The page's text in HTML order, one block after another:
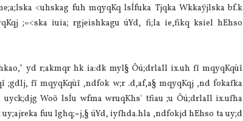
<uhskag fuh mqyqKq lsÍfuka Tjqka Wkkaÿjlska bf.k
;=<ska iuia‌; rgjeishkagu úYd, fi;la‌ ie,fikq ksiel hEhso
yd r;akmqr hk ia‌:dk myl§ Ôú;drla‌Il ix.uh fï mqyqKqùï
;gdlj, fï mqyqKqùï ,ndfok w;r .d,af,a§ mqyqKqj ,nd fokafka
Woõ lsÍu wfma wruqKhs' tfiau ;u Ôú;drla‌Il ix.ufha
fuu lghq;=j,§ úYd, iyfhda.hla‌ ,ndfokjd hEhso ta uy;d